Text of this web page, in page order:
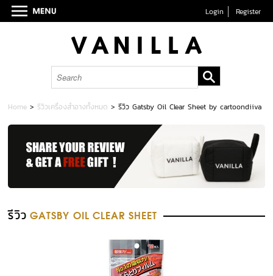
Login Register
Home >รีวิวเครื่องสำอางทั้งหมด >รีวิว Gatsby Oil Clear Sheet by cartoondiiva
รีวิว GATSBY OIL CLEAR SHEET